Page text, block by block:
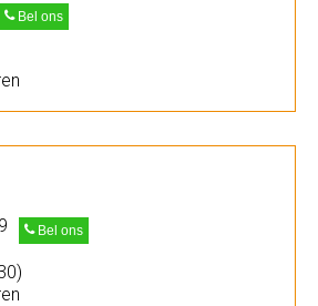
Bel ons
Bel ons